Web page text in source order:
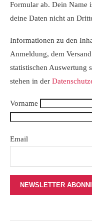
Formular ab. Dein Name
deine Daten nicht an
Informationen zu den
Anmeldung, dem
statistischen Auswertung
stehen in der
Vorname
Email